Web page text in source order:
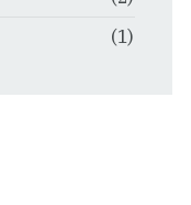
(1)